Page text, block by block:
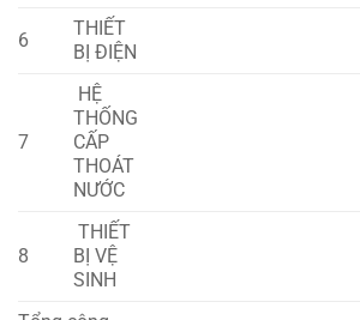
6
THIẾT
BỊ ĐIỆN
7
HỆ
THỐNG
CẤP
THOÁT
NƯỚC
8
THIẾT
BỊ VỆ
SINH